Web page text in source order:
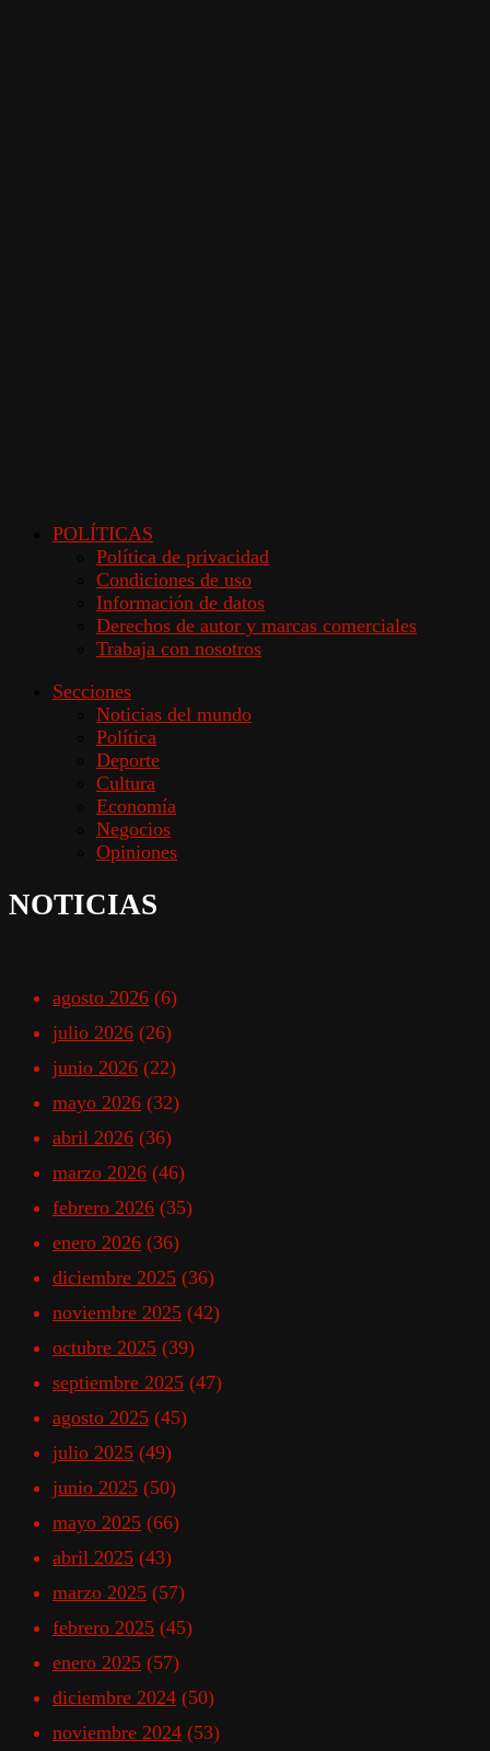
POLÍTICAS
Política de privacidad
Condiciones de uso
Información de datos
Derechos de autor y marcas comerciales
Trabaja con nosotros
Secciones
Noticias del mundo
Política
Deporte
Cultura
Economía
Negocios
Opiniones
NOTICIAS
agosto 2026 (6)
julio 2026 (26)
junio 2026 (22)
mayo 2026 (32)
abril 2026 (36)
marzo 2026 (46)
febrero 2026 (35)
enero 2026 (36)
diciembre 2025 (36)
noviembre 2025 (42)
octubre 2025 (39)
septiembre 2025 (47)
agosto 2025 (45)
julio 2025 (49)
junio 2025 (50)
mayo 2025 (66)
abril 2025 (43)
marzo 2025 (57)
febrero 2025 (45)
enero 2025 (57)
diciembre 2024 (50)
noviembre 2024 (53)